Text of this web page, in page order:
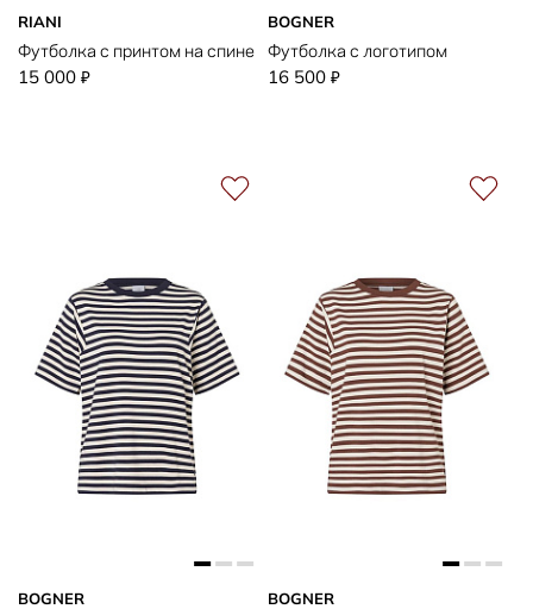
RIANI
Футболка с принтом на спине
15 000 ₽
BOGNER
Футболка с логотипом
16 500 ₽
BOGNER BOGNER